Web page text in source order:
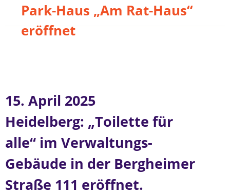
Park-Haus „Am Rat-Haus“
eröffnet
15. April 2025
Heidelberg: „Toilette für
alle“ im Verwaltungs-
Gebäude in der Bergheimer
Straße 111 eröffnet.